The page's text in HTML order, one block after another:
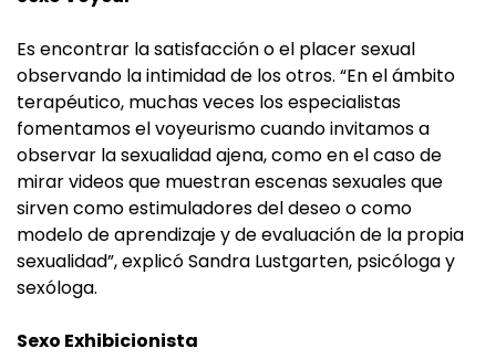
Es encontrar la satisfacción o el placer sexual
observando la intimidad de los otros. “En el ámbito
terapéutico, muchas veces los especialistas
fomentamos el voyeurismo cuando invitamos a
observar la sexualidad ajena, como en el caso de
mirar videos que muestran escenas sexuales que
sirven como estimuladores del deseo o como
modelo de aprendizaje y de evaluación de la propia
sexualidad”, explicó Sandra Lustgarten, psicóloga y
sexóloga.
Sexo Exhibicionista